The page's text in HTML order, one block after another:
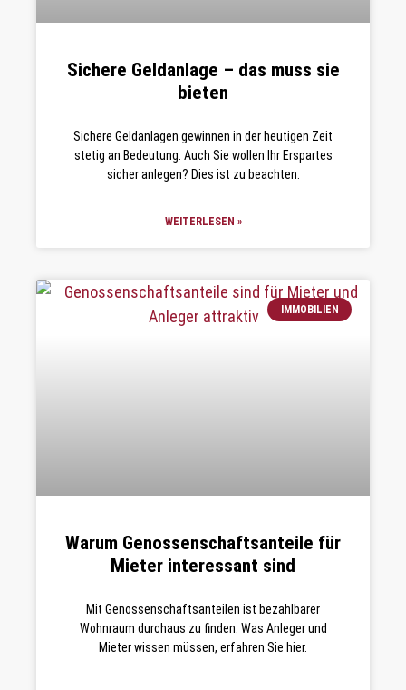
Sichere Geldanlage – das muss sie
bieten
Sichere Geldanlagen gewinnen in der heutigen Zeit
stetig an Bedeutung. Auch Sie wollen Ihr Erspartes
sicher anlegen? Dies ist zu beachten.
WEITERLESEN »
IMMOBILIEN
Warum Genossenschaftsanteile für
Mieter interessant sind
Mit Genossenschaftsanteilen ist bezahlbarer
Wohnraum durchaus zu finden. Was Anleger und
Mieter wissen müssen, erfahren Sie hier.